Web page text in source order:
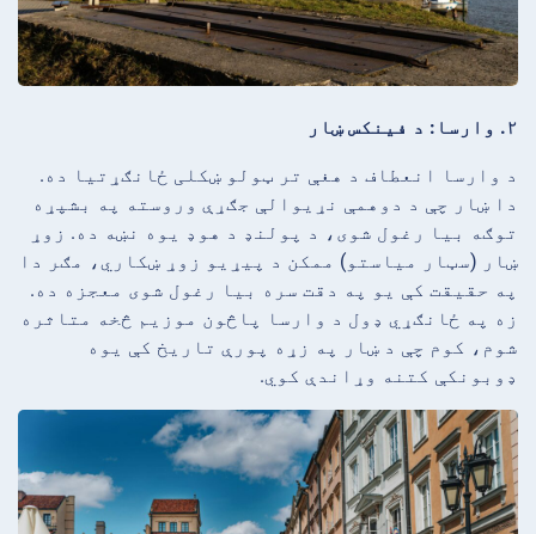
۲. وارسا: د فینکس ښار
د وارسا انعطاف د هغې تر ټولو ښکلی ځانګړتیا ده.
دا ښار چې د دوهمې نړیوالې جګړې وروسته په بشپړه
توګه بیا رغول شوی، د پولنډ د هوډ یوه نښه ده. زوړ
ښار (سټار میاستو) ممکن د پیړیو زوړ ښکاري، مګر دا
په حقیقت کې یو په دقت سره بیا رغول شوی معجزه ده.
زه په ځانګړي ډول د وارسا پاڅون موزیم څخه متاثره
شوم، کوم چې د ښار په زړه پورې تاریخ کې یوه
ډوبونکې کتنه وړاندې کوي.